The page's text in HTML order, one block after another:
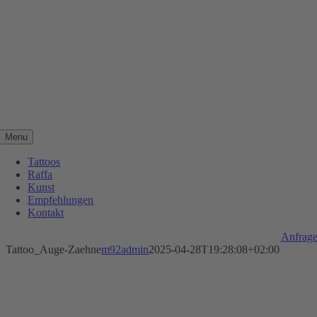
Menu
Tattoos
Raffa
Kunst
Empfehlungen
Kontakt
Anfrage
Tattoo_Auge-Zaehnem92admin2025-04-28T19:28:08+02:00